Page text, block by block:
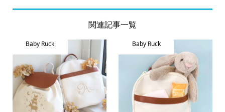
関連記事一覧
Baby Ruck Baby Ruck